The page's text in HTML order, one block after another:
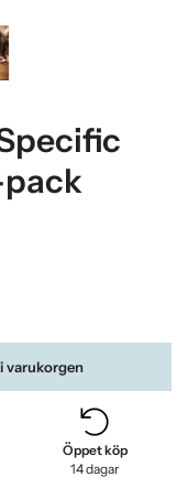
varukorgen
Öppet köp
14 dagar